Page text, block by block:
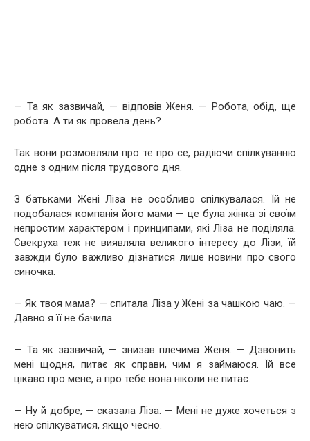
— Та як зазвичай, — відповів Женя. — Робота, обід, ще
робота. А ти як провела день?
Так вони розмовляли про те про се, радіючи спілкуванню
одне з одним після трудового дня.
З батьками Жені Ліза не особливо спілкувалася. Їй не
подобалася компанія його мами — це була жінка зі своїм
непростим характером і принципами, які Ліза не поділяла.
Свекруха теж не виявляла великого інтересу до Лізи, їй
завжди було важливо дізнатися лише новини про свого
синочка.
— Як твоя мама? — спитала Ліза у Жені за чашкою чаю. —
Давно я її не бачила.
— Та як зазвичай, — знизав плечима Женя. — Дзвонить
мені щодня, питає як справи, чим я займаюся. Їй все
цікаво про мене, а про тебе вона ніколи не питає.
— Ну й добре, — сказала Ліза. — Мені не дуже хочеться з
нею спілкуватися, якщо чесно.